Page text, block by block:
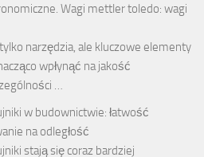
Wagi mettler toledo: wagi
narzędzia, ale kluczowe elementy
wpłynąć na jakość
…
w budownictwie: łatwość
na odległość
stają się coraz bardziej